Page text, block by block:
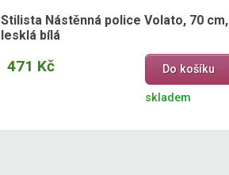
Stilista Nástěnná police Volato, 70 cm,
lesklá bílá
471 Kč Do košíku
skladem